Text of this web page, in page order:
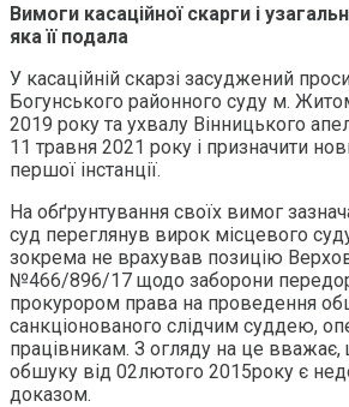
Вимоги касаційної скарги і
яка її подала
У касаційній скарзі засуджений
Богунського районного суду м.
2019 року та ухвалу Вінницького
11 травня 2021 року і призначити
першої інстанції.
На обґрунтування своїх вимог
суд переглянув вирок місцевого
зокрема не врахував позицію
№466/896/17 щодо заборони
прокурором права на проведення
санкціонованого слідчим суддею,
працівникам. З огляду на це
обшуку від 02лютого 2015року є
доказом.